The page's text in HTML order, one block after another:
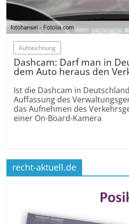
Aufzeichnung
Dashcam: Darf man in
dem Auto heraus den
Ist die Dashcam in
Auffassung des
das Aufnehmen des
einer On-Board-Kamera
recht-aktuell.de